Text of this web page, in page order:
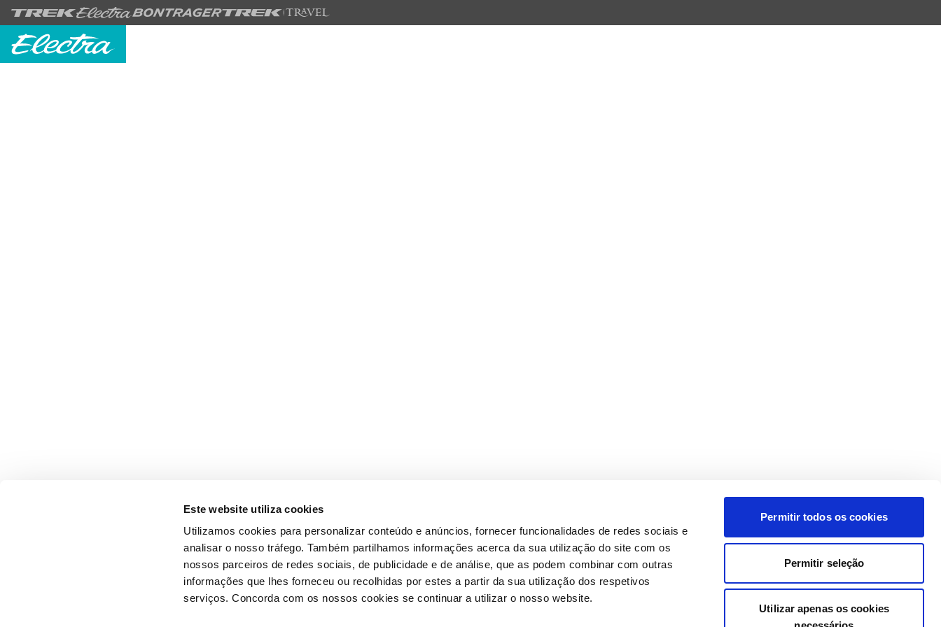
Este website utiliza cookies
Utilizamos cookies para personalizar conteúdo e anúncios, fornecer funcionalidades de redes sociais e
analisar o nosso tráfego. Também partilhamos informações acerca da sua utilização do site com os
nossos parceiros de redes sociais, de publicidade e de análise, que as podem combinar com outras
informações que lhes forneceu ou recolhidas por estes a partir da sua utilização dos respetivos
serviços. Concorda com os nossos cookies se continuar a utilizar o nosso website.
Permitir todos os cookies
Permitir seleção
Utilizar apenas os cookies